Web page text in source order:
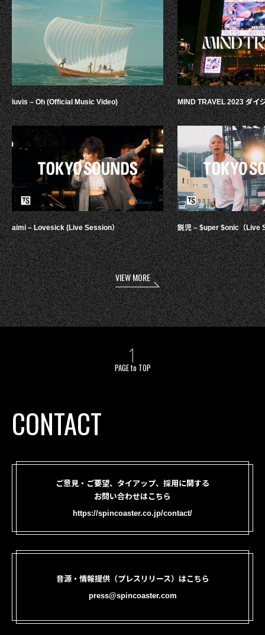
luvis – Oh (Official Music Video)
aimi – Lovesick (Live Session）
MIND TRAVEL 2023 ダイ
鋭児 – $uper $onic（Live
VIEW MORE
PAGE to TOP
CONTACT
ご意見・ご要望、タイアップ、採用に関する
お問い合わせはこちら
https://spincoaster.co.jp/contact/
音源・情報提供（プレスリリース）はこちら
press@spincoaster.com